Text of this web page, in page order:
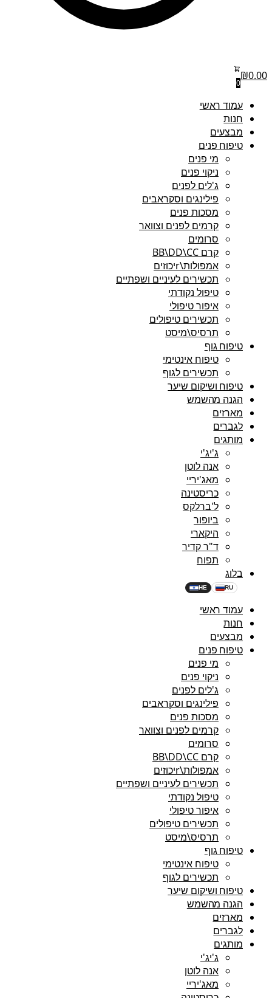
₪0.00
0
עמוד ראשי
חנות
מבצעים
טיפוח פנים
מי פנים
ניקוי פנים
ג'לים לפנים
פילינגים וסקראבים
מסכות פנים
קרמים לפנים וצוואר
סרומים
קרם BB\DD\CC
אמפולות\rיכוזים
תכשירים לעיניים ושפתיים
טיפול נקודתי
איפור טיפולי
תכשירים טיפולים
תרסיס\מיסט
טיפוח גוף
טיפוח אינטימי
תכשירים לגוף
טיפוח ושיקום שיער
הגנה מהשמש
מארזים
לגברים
מותגים
ג'יג'י
אנה לוטן
מאג'יריי
כריסטינה
ל'ברלקס
ביופור
היקארי
ד"ר קדיר
תפוח
בלוג
HE RU
עמוד ראשי
חנות
מבצעים
טיפוח פנים
מי פנים
ניקוי פנים
ג'לים לפנים
פילינגים וסקראבים
מסכות פנים
קרמים לפנים וצוואר
סרומים
קרם BB\DD\CC
אמפולות\rיכוזים
תכשירים לעיניים ושפתיים
טיפול נקודתי
איפור טיפולי
תכשירים טיפולים
תרסיס\מיסט
טיפוח גוף
טיפוח אינטימי
תכשירים לגוף
טיפוח ושיקום שיער
הגנה מהשמש
מארזים
לגברים
מותגים
ג'יג'י
אנה לוטן
מאג'יריי